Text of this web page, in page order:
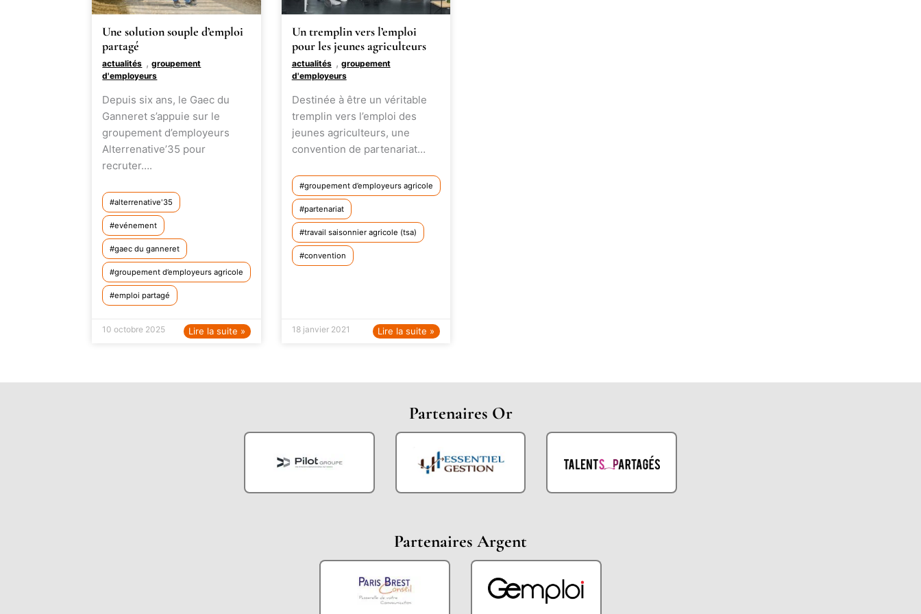
Une solution souple d’emploi
partagé
actualités ,groupement
d'employeurs
Depuis six ans, le Gaec du
Ganneret s’appuie sur le
groupement d’employeurs
Alterrenative’35 pour
recruter….
alterrenative'35
evénement
gaec du ganneret
groupement d’employeurs agricole
emploi partagé
10 octobre 2025 Lire la suite »
Un tremplin vers l’emploi
pour les jeunes agriculteurs
actualités , groupement
d'employeurs
Destinée à être un véritable
tremplin vers l’emploi des
jeunes agriculteurs, une
convention de partenariat…
groupement d’employeurs agricole
partenariat
travail saisonnier agricole (tsa)
convention
18 janvier 2021 Lire la suite »
Partenaires Or
Partenaires Argent